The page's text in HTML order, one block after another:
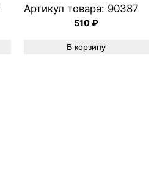
Артикул товара: 90387
510₽
В корзину